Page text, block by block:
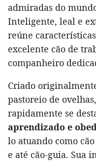
admiradas do
Inteligente, leal e
reúne
excelente cão de
companheiro
Criado
pastoreio de
rapidamente se
aprendizado e
lo atuando como
e até cão-guia. Sua